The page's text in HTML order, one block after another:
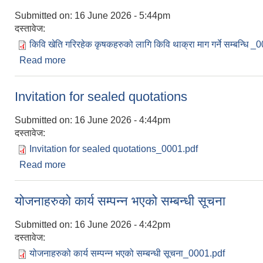
Submitted on: 16 June 2026 - 5:44pm
दस्तावेज:
किवि खेति गरिरहेक कृषकहरुको लागि किवि थाक्रा माग गर्ने सम्बन्धि
Read more
Invitation for sealed quotations
Submitted on: 16 June 2026 - 4:44pm
दस्तावेज:
Invitation for sealed quotations_0001.pdf
Read more
योजनाहरुको कार्य सम्पन्न भएको सम्बन्धी सूचना
Submitted on: 16 June 2026 - 4:42pm
दस्तावेज:
योजनाहरुको कार्य सम्पन्न भएको सम्बन्धी सूचना_0001.pdf